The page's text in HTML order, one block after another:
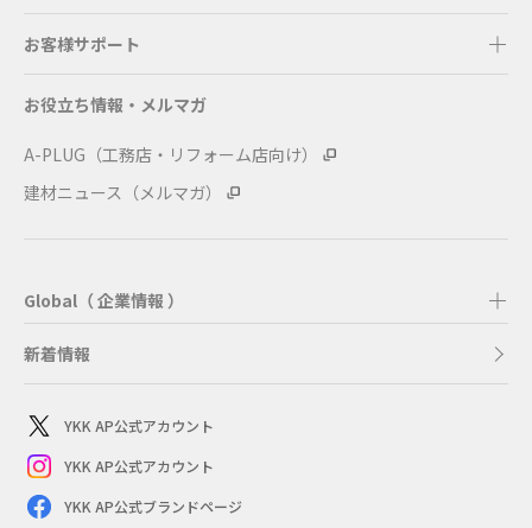
お客様サポート
お役立ち情報・メルマガ
A-PLUG（工務店・リフォーム店向け）
建材ニュース（メルマガ）
Global（ 企業情報 ）
新着情報
YKK AP公式アカウント
YKK AP公式アカウント
YKK AP公式ブランドページ